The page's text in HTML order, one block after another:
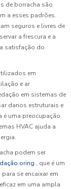
de borracha são
a esses padrões.
seguros e livres de
a frescura e a
satisfação do
em
e ar
em sistemas de
danos estruturais e
é uma preocupação
HVAC ajuda a
podem ser
oring , que é um
se encaixar em
em uma ampla